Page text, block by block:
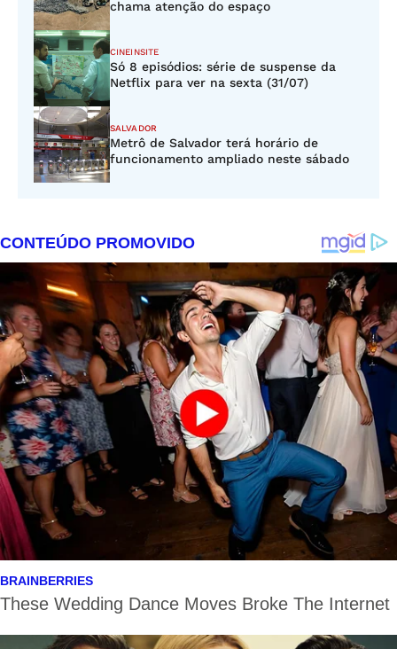
chama atenção do espaço
CINEINSITE
Só 8 episódios: série de suspense da
Netflix para ver na sexta (31/07)
SALVADOR
Metrô de Salvador terá horário de
funcionamento ampliado neste sábado